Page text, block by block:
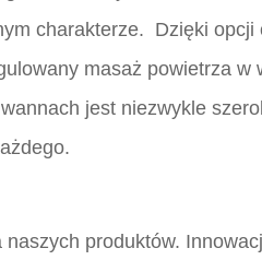
charakterze. Dzięki
masaż powietrza w
jest niezwykle
produktów.